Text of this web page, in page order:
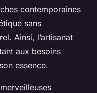
contemporaines
sans
Ainsi, l’artisanat
aux besoins
essence.